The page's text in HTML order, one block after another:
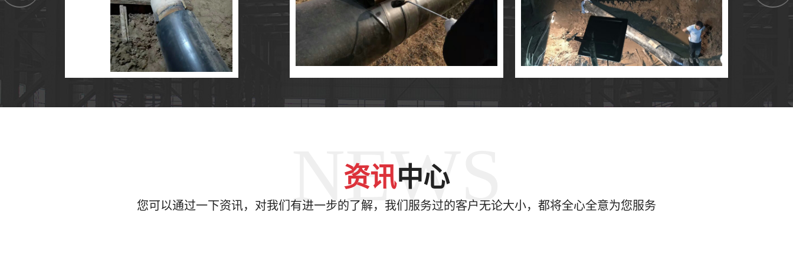
NEWS
资讯中心
您可以通过一下资讯，对我们有进一步的了解，我们服务过的客户无论大小，都将全心全意为您服务